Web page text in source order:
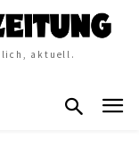
aktuell.